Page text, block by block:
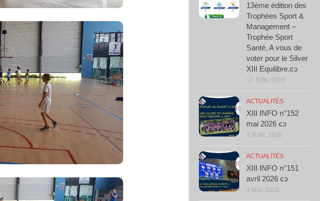
13ème édition des
Trophées Sport &
Management –
Trophée Sport
Santé. A vous de
voter pour le Silver
XIII Equilibre.ͼͽ
17 JUIN, 2026
ACTUALITÉS
XIII INFO n°152
mai 2026 ͼͽ
1 JUIN, 2026
ACTUALITÉS
XIII INFO n°151
avril 2026 ͼͽ
4 MAI, 2026